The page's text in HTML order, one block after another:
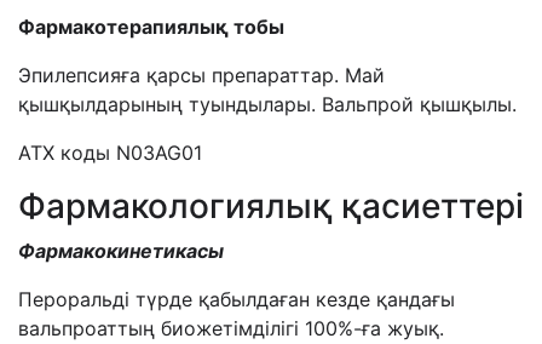
Фармакотерапиялық тобы
Эпилепсияға қарсы препараттар. Май
қышқылдарының туындылары. Вальпрой қышқылы.
АТХ коды N03AG01
Фармакологиялық қасиеттері
Фармакокинетикасы
Пероральді түрде қабылдаған кезде қандағы
вальпроаттың биожетімділігі 100%-ға жуық.